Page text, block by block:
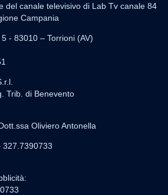
del canale televisivo di Lab Tv canale 84
Campania
- 83010 – Torrioni (AV)
Trib. di Benevento
Oliviero Antonella
327.7390733